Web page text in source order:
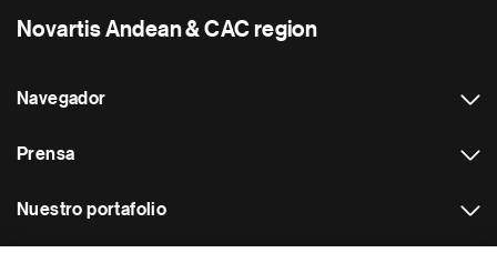
Novartis Andean & CAC region
Navegador
Prensa
Nuestro portafolio